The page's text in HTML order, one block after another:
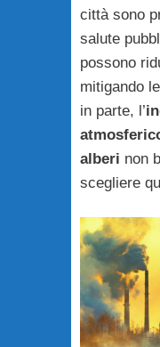
città sono
salute
possono
mitigando
in parte, l’
alberi non
scegliere